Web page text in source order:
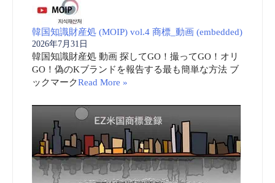
韓国知識財産処 (MOIP) vol.4 商標_動画 (embedded)
2026年7月31日
韓国知識財産処 動画 探してGO！撮ってGO！オリ
GO！偽のKブランドを報告する最も簡単な方法 ブ
ックマークRead More »